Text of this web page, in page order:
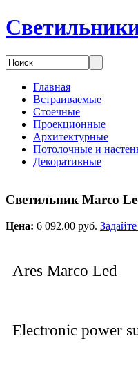
Главная
Встраиваемые
Стоечные
Проекционные
Архитектурные
Потолочные и
Декоративные
Светильник Marco
Цена: 6 092.00 руб.
Ares Marco Led
Electronic power